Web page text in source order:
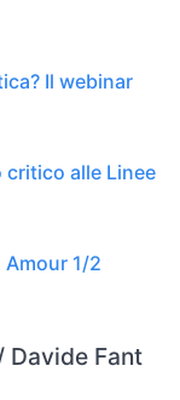
Il webinar
alle Linee
1/2
Fant